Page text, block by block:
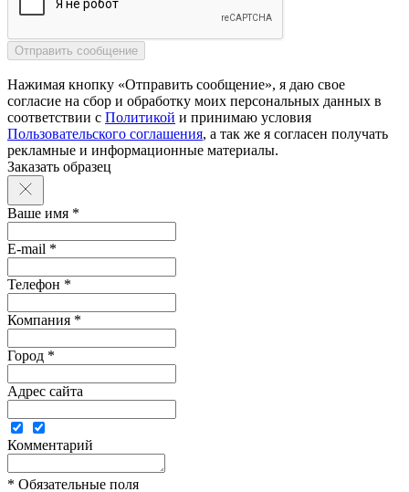
Нажимая кнопку «Отправить сообщение», я даю свое
согласие на сбор и обработку моих персональных данных в
соответствии с Политикой и принимаю условия
Пользовательского соглашения, а так же я согласен получать
рекламные и информационные материалы.
Заказать образец
Ваше имя *
E-mail *
Телефон *
Компания *
Город *
Адрес сайта
Комментарий
* Обязательные поля